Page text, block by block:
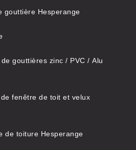
gouttière Hesperange
gouttières zinc / PVC / Alu
fenêtre de toit et velux
de toiture Hesperange